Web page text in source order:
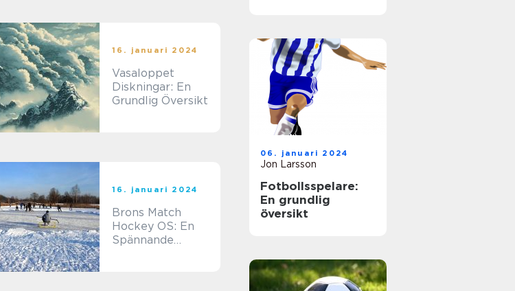
16. januari 2024
Vasaloppet
Diskningar: En
Grundlig Översikt
16. januari 2024
Brons Match
Hockey OS: En
Spännande
06. januari 2024
Jon Larsson
Fotbollsspelare:
En grundlig
översikt